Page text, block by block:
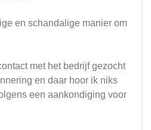
en schandalige manier om
met het bedrijf gezocht
en daar hoor ik niks
een aankondiging voor